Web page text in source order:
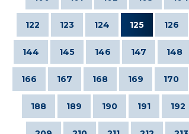
122 123 124 125 126
144 145 146 147 148
166 167 168 169 170
188 189 190 191 192